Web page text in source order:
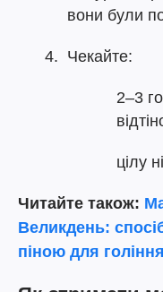
вони були
Чекайте:
2–3
цілу
Читайте також:
Великдень:
піною для гоління